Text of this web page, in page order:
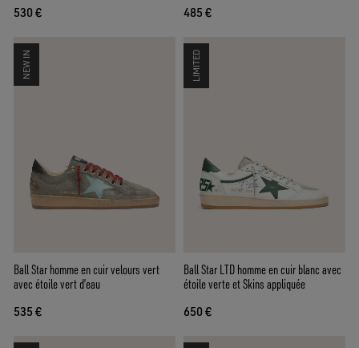
530 € 485 €
NEW IN
Ball Star homme en cuir velours vert
avec étoile vert d’eau
535 €
LIMITED
Ball Star LTD homme en cuir blanc avec
étoile verte et Skins appliquée
650 €